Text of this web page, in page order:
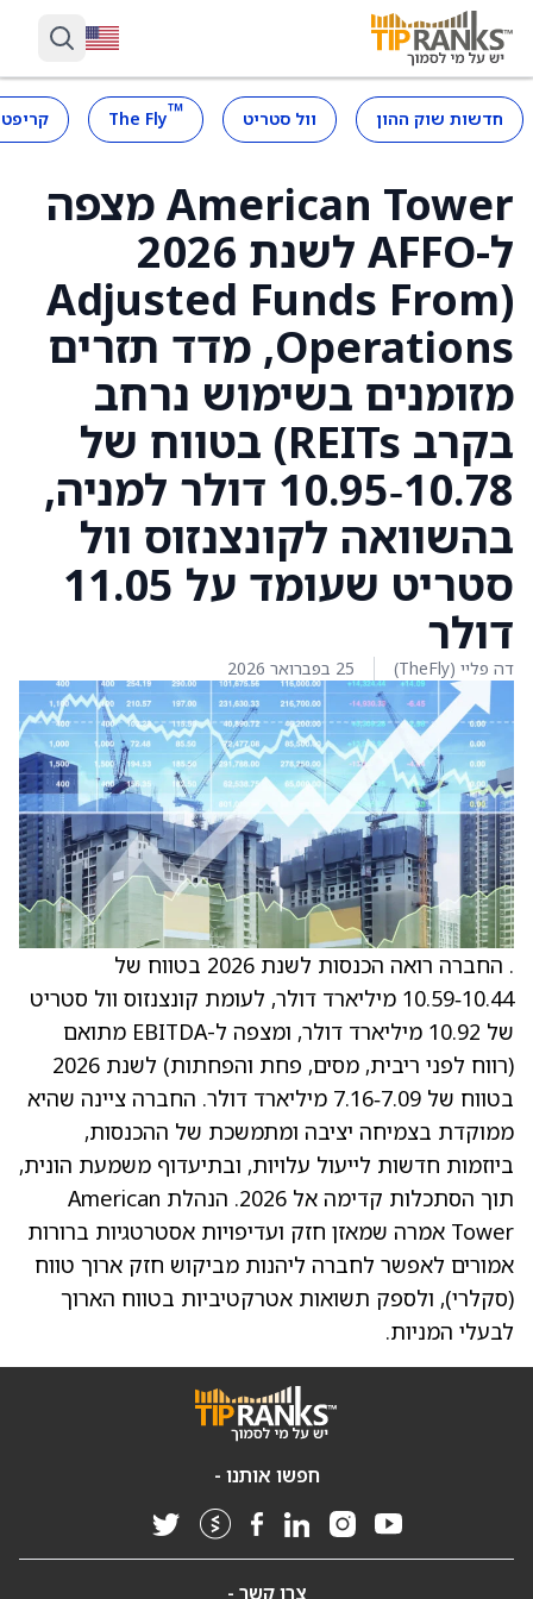
חדשות שוק ההון וול סטריט ™
The Fly
American Tower מצפה
ל-AFFO לשנת 2026
(Adjusted Funds From
Operations, מדד תזרים
מזומנים בשימוש נרחב
בקרב REITs) בטווח של
10.78‑10.95 דולר למניה,
בהשוואה לקונצנזוס וול
סטריט שעומד על 11.05
דולר
דה פליי (TheFly) 25 בפברואר 2026
. החברה רואה הכנסות לשנת 2026 בטווח של
10.44‑10.59 מיליארד דולר, לעומת קונצנזוס וול סטריט
של 10.92 מיליארד דולר, ומצפה ל-EBITDA מתואם
(רווח לפני ריבית, מסים, פחת והפחתות) לשנת 2026
בטווח של 7.09‑7.16 מיליארד דולר. החברה ציינה שהיא
ממוקדת בצמיחה יציבה ומתמשכת של ההכנסות,
ביוזמות חדשות לייעול עלויות, ובתיעדוף משמעת הונית,
תוך הסתכלות קדימה אל 2026. הנהלת American
Tower אמרה שמאזן חזק ועדיפויות אסטרטגיות ברורות
אמורים לאפשר לחברה ליהנות מביקוש חזק ארוך טווח
(סקלרי), ולספק תשואות אטרקטיביות בטווח הארוך
לבעלי המניות.
חפשו אותנו -
צרו קשר -